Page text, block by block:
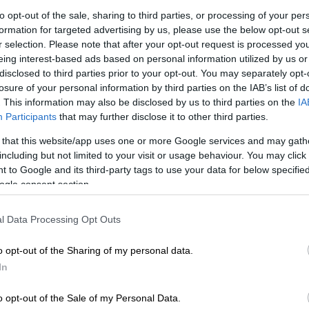
opt-out of the sale, sharing to third parties, or processing of your
for targeted advertising by us, please use the below opt-out
selection. Please note that after your opt-out request is processed
interest-based ads based on personal information utilized by us
to third parties prior to your opt-out. You may separately
of your personal information by third parties on the IAB’s list of
This information may also be disclosed by us to third parties on the
Participants that may further disclose it to other third parties.
that this website/app uses one or more Google services and may
but not limited to your visit or usage behaviour. You may
to Google and its third-party tags to use your data for below
consent section.
Data Processing Opt Outs
opt-out of the Sharing of my personal data.
opt-out of the Sale of my Personal Data.
by Scott A Garfitt/Invision/AP)
το ΕΘΝΟΣ στη Google
το λαμπερό καστ του 73oυ
(SSIFF), καθώς
νέα ταινία της Αλίς Βινοκούρ (Alice
στο διαγωνιστικό τμήμα.